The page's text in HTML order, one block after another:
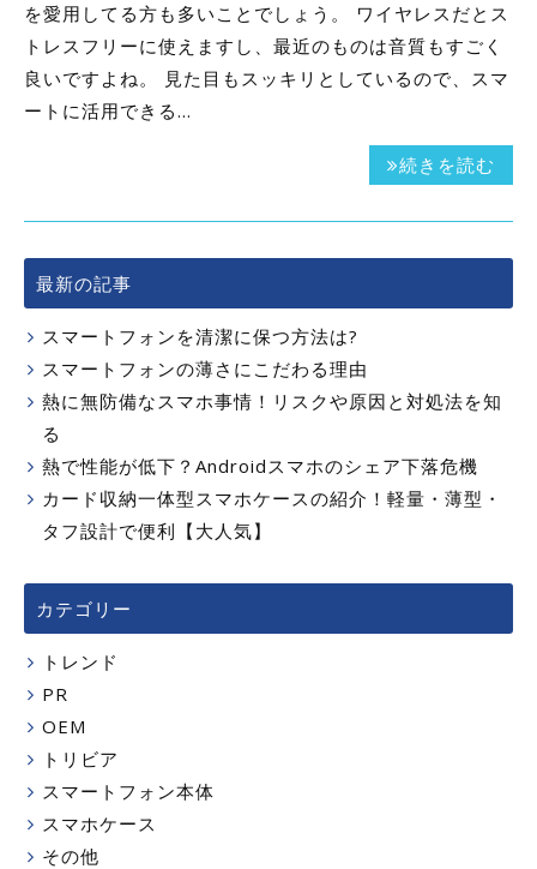
を愛用してる方も多いことでしょう。 ワイヤレスだとス
トレスフリーに使えますし、最近のものは音質もすごく
良いですよね。 見た目もスッキリとしているので、スマ
ートに活用できる…
続きを読む
最新の記事
スマートフォンを清潔に保つ方法は?
スマートフォンの薄さにこだわる理由
熱に無防備なスマホ事情！リスクや原因と対処法を知
る
熱で性能が低下？Androidスマホのシェア下落危機
カード収納一体型スマホケースの紹介！軽量・薄型・
タフ設計で便利【大人気】
カテゴリー
トレンド
PR
OEM
トリビア
スマートフォン本体
スマホケース
その他